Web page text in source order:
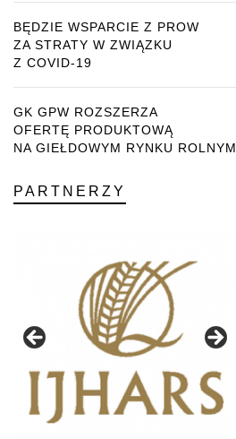
BĘDZIE WSPARCIE Z PROW
ZA STRATY W ZWIĄZKU
Z COVID-19
GK GPW ROZSZERZA
OFERTĘ PRODUKTOWĄ
NA GIEŁDOWYM RYNKU ROLNYM
PARTNERZY